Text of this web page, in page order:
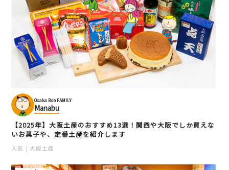
Osaka Bob FAMILY
Manabu
【2025年】大阪土産のおすすめ13選！関西や大阪でしか買えな
いお菓子や、定番土産を紹介します
人気 大阪土産